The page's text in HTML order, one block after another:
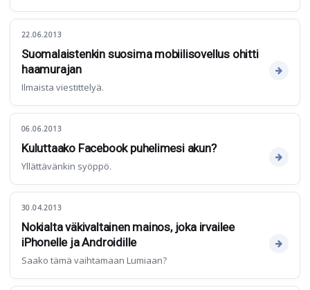
22.06.2013
Suomalaistenkin suosima mobiilisovellus ohitti
haamurajan
Ilmaista viestittelyä.
06.06.2013
Kuluttaako Facebook puhelimesi akun?
Yllättävänkin syöppö.
30.04.2013
Nokialta väkivaltainen mainos, joka irvailee
iPhonelle ja Androidille
Saako tämä vaihtamaan Lumiaan?